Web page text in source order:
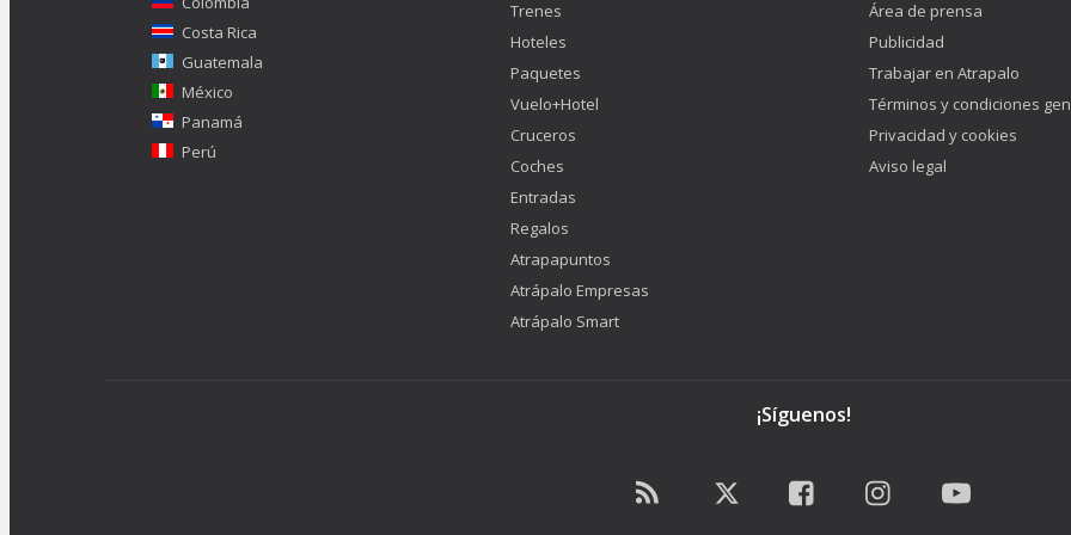
Costa Rica
Guatemala
México
Panamá
Perú
Trenes
Hoteles
Paquetes
Vuelo+Hotel
Cruceros
Coches
Entradas
Regalos
Atrapapuntos
Atrápalo Empresas
Atrápalo Smart
Área de prensa
Publicidad
Trabajar en Atrapalo
Términos y condiciones
Privacidad y cookies
Aviso legal
¡Síguenos!